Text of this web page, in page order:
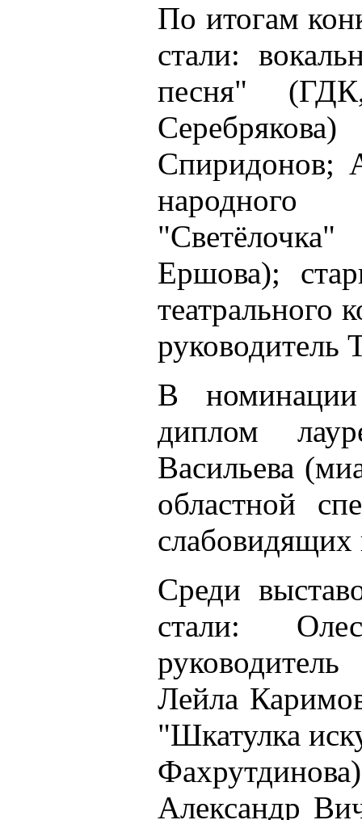
По итогам
стали:
песня"
Спиридонов;
народного
Ершова);
театрального
руководитель
В номинации
диплом
Васильева
областной
Среди
стали:
Лейла
"Шкатулка
Александр